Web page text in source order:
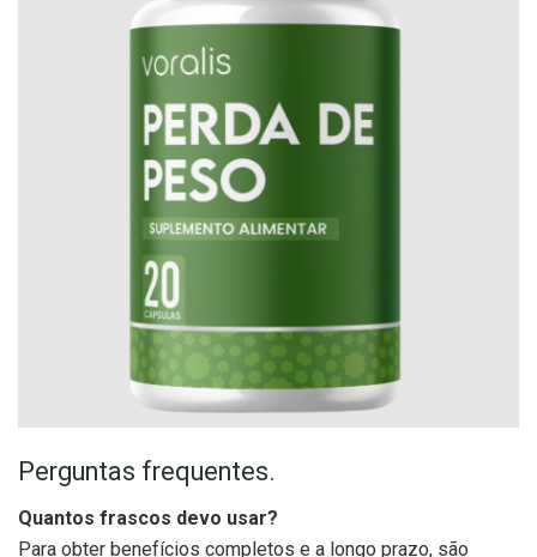
Perguntas frequentes.
Quantos frascos devo usar?
Para obter benefícios completos e a longo prazo, são